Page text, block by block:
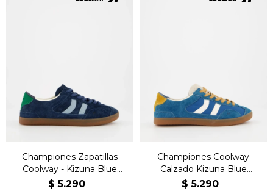
Championes Zapatillas
Coolway - Kizuna Blue
Shadow
$ 5.290
Championes Coolway
Calzado Kizuna Blue
Wonder – Edición Exclusiva
$ 5.290